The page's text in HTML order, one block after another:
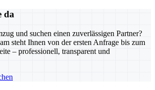
da
und suchen einen zuverlässigen Partner?
steht Ihnen von der ersten Anfrage bis zum
– professionell, transparent und